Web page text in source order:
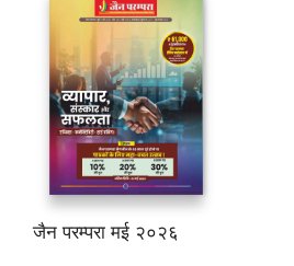
जैन परम्परा मई २०२६